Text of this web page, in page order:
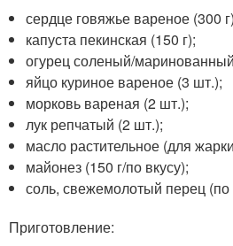
сердце говяжье вареное (300
капуста пекинская (150 г);
огурец соленый/
яйцо куриное вареное (3 шт.);
морковь вареная (2 шт.);
лук репчатый (2 шт.);
масло растительное (для
майонез (150 г/по вкусу);
соль, свежемолотый перец (по
Приготовление: